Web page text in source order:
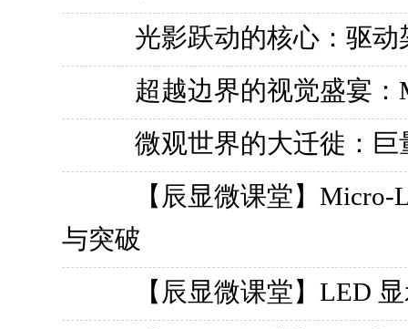
光影跃动的核心：驱
超越边界的视觉盛宴
微观世界的大迁徙：
【辰显微课堂】
与突破
【辰显微课堂】LED